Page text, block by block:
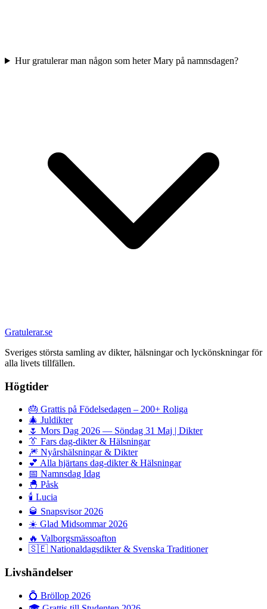
Hur gratulerar man någon som heter Mary på namnsdagen?
Gratulerar.se
Sveriges största samling av dikter, hälsningar och lyckönskningar för
alla livets tillfällen.
Högtider
🎂 Grattis på Födelsedagen – 200+ Roliga
🎄 Juldikter
🌷 Mors Dag 2026 — Söndag 31 Maj | Dikter
👔 Fars dag-dikter & Hälsningar
🎆 Nyårshälsningar & Dikter
💕 Alla hjärtans dag-dikter & Hälsningar
📅 Namnsdag Idag
🐣 Påsk
🕯️ Lucia
🥃 Snapsvisor 2026
☀️ Glad Midsommar 2026
🔥 Valborgsmässoafton
🇸🇪 Nationaldagsdikter & Svenska Traditioner
Livshändelser
💍 Bröllop 2026